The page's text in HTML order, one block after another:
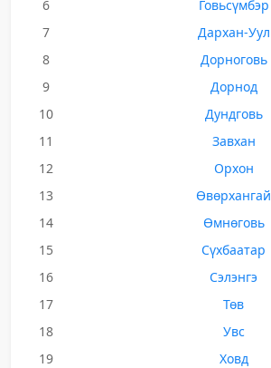
6
Говьсүмбэр
7
Дархан-Уул
8
Дорноговь
9
Дорнод
10
Дундговь
11
Завхан
12
Орхон
13
Өвөрхангай
14
Өмнөговь
15
Сүхбаатар
16
Сэлэнгэ
17
Төв
18
Увс
19
Ховд